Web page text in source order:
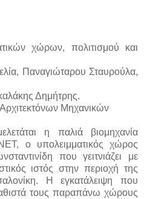
χώρων, πολιτισμού και
Παναγιώταρου Σταυρούλα,
Δημήτρης.
Μηχανικών
η παλιά βιομηχανία
ο υπολειμματικός χώρος
που γειτνιάζει με
ιστός στην περιοχή της
Η εγκατάλειψη που
τους παραπάνω χώρους